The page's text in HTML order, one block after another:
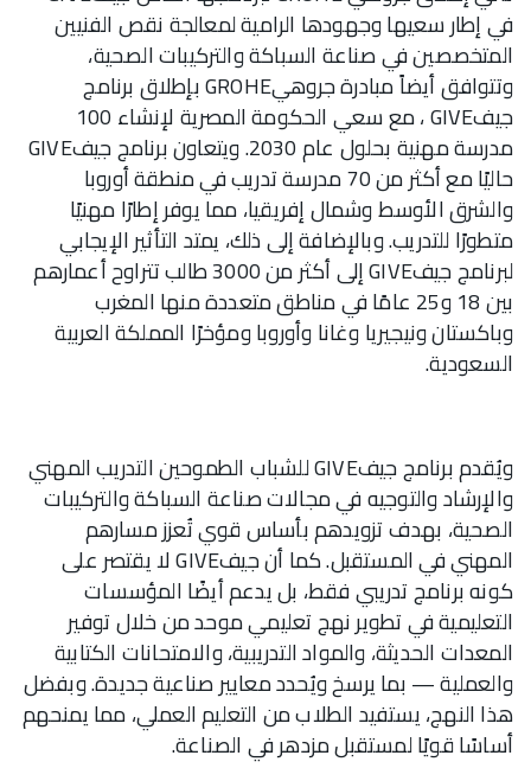
في إطار سعيها وجهودها الرامية لمعالجة نقص الفنيين
المتخصصين في صناعة السباكة والتركيبات الصحية،
وتتوافق أيضاً مبادرة جروهيGROHE بإطلاق برنامج
جيفGIVE ، مع سعي الحكومة المصرية لإنشاء 100
مدرسة مهنية بحلول عام 2030. ويتعاون برنامج جيفGIVE
حاليًا مع أكثر من 70 مدرسة تدريب في منطقة أوروبا
والشرق الأوسط وشمال إفريقيا، مما يوفر إطارًا مهنيًا
متطورًا للتدريب. وبالإضافة إلى ذلك، يمتد التأثير الإيجابي
لبرنامج جيفGIVE إلى أكثر من 3000 طالب تتراوح أعمارهم
بين 18 و25 عامًا في مناطق متعددة منها المغرب
وباكستان ونيجيريا وغانا وأوروبا ومؤخرًا المملكة العربية
السعودية.
ويُقدم برنامج جيفGIVE للشباب الطموحين التدريب المهني
والإرشاد والتوجيه في مجالات صناعة السباكة والتركيبات
الصحية، بهدف تزويدهم بأساس قوي تُعزز مسارهم
المهني في المستقبل. كما أن جيفGIVE لا يقتصر على
كونه برنامج تدريبي فقط، بل يدعم أيضًا المؤسسات
التعليمية في تطوير نهج تعليمي موحد من خلال توفير
المعدات الحديثة، والمواد التدريبية، والامتحانات الكتابية
والعملية — بما يرسخ ويُحدد معايير صناعية جديدة. وبفضل
هذا النهج، يستفيد الطلاب من التعليم العملي، مما يمنحهم
أساسًا قويًا لمستقبل مزدهر في الصناعة.